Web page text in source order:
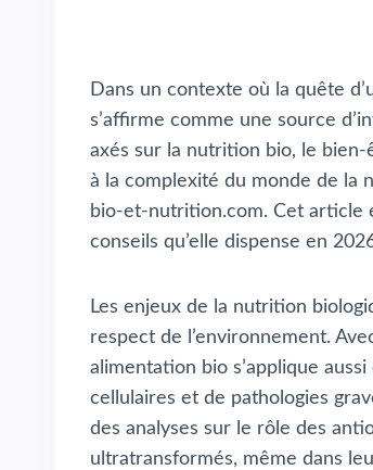
Dans un contexte où la quête
s’affirme comme une source
axés sur la nutrition bio, le
à la complexité du monde de la
bio-et-nutrition.com. Cet article
conseils qu’elle dispense en
Les enjeux de la nutrition
respect de l’environnement.
alimentation bio s’applique
cellulaires et de pathologies
des analyses sur le rôle des
ultratransformés, même dans